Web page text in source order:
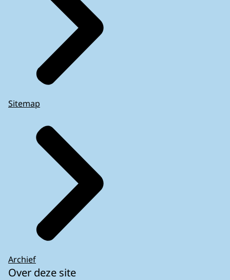
Sitemap
Archief
Over deze site